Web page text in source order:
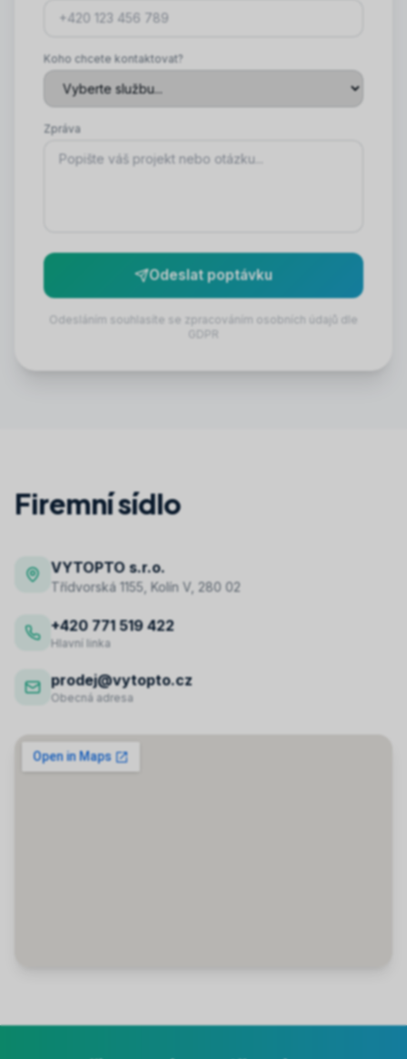
Koho chcete kontaktovat?
Zpráva
Odeslat poptávku
Odesláním souhlasíte se zpracováním osobních údajů dle
GDPR
Firemní sídlo
VYTOPTO s.r.o.
Třídvorská 1155, Kolín V, 280 02
+420 771 519 422
Hlavní linka
prodej@vytopto.cz
Obecná adresa